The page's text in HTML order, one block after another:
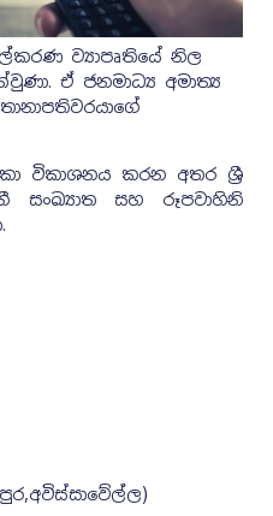
ව්‍යාපෘතියේ නිල
ඒ ජනමාධ්‍ය අමාත්‍ය
විකාශනය කරන අතර ශ්‍රී
සංඛ්‍යාත සහ රූපවාහිනි